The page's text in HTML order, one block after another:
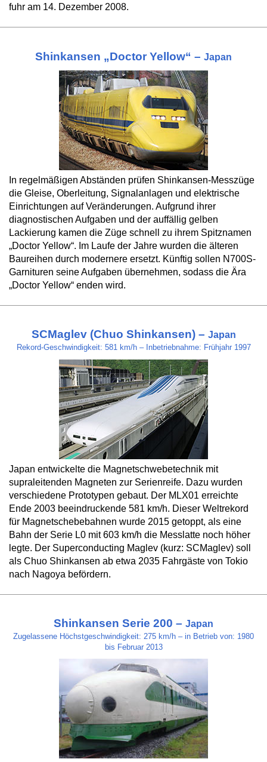
fuhr am 14. Dezember 2008.
Shinkansen „Doctor Yellow“ – Japan
In regelmäßigen Abständen prüfen Shinkansen-Messzüge
die Gleise, Oberleitung, Signalanlagen und elektrische
Einrichtungen auf Veränderungen. Aufgrund ihrer
diagnostischen Aufgaben und der auffällig gelben
Lackierung kamen die Züge schnell zu ihrem Spitznamen
„Doctor Yellow“. Im Laufe der Jahre wurden die älteren
Baureihen durch modernere ersetzt. Künftig sollen N700S-
Garnituren seine Aufgaben übernehmen, sodass die Ära
„Doctor Yellow“ enden wird.
SCMaglev (Chuo Shinkansen) – Japan
Rekord-Geschwindigkeit: 581 km/h – Inbetriebnahme: Frühjahr 1997
Japan entwickelte die Magnetschwebetechnik mit
supraleitenden Magneten zur Serienreife. Dazu wurden
verschiedene Prototypen gebaut. Der MLX01 erreichte
Ende 2003 beeindruckende 581 km/h. Dieser Weltrekord
für Magnetschebebahnen wurde 2015 getoppt, als eine
Bahn der Serie L0 mit 603 km/h die Messlatte noch höher
legte. Der Superconducting Maglev (kurz: SCMaglev) soll
als Chuo Shinkansen ab etwa 2035 Fahrgäste von Tokio
nach Nagoya befördern.
Shinkansen Serie 200 – Japan
Zugelassene Höchstgeschwindigkeit: 275 km/h – in Betrieb von: 1980
bis Februar 2013